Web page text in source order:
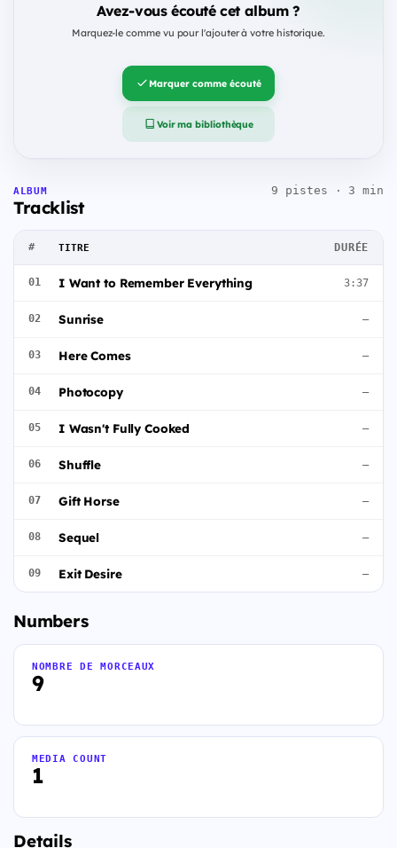
Avez-vous écouté cet album ?
Marquez-le comme vu pour l'ajouter à votre historique.
Marquer comme écouté
Voir ma bibliothèque
ALBUM
Tracklist
9 pistes · 3 min
# TITRE DURÉE
01 I Want to Remember Everything 3:37
02 Sunrise —
03 Here Comes —
04 Photocopy —
05 I Wasn't Fully Cooked —
06 Shuffle —
07 Gift Horse —
08 Sequel —
09 Exit Desire —
Numbers
9
NOMBRE DE MORCEAUX
1
MEDIA COUNT
Details